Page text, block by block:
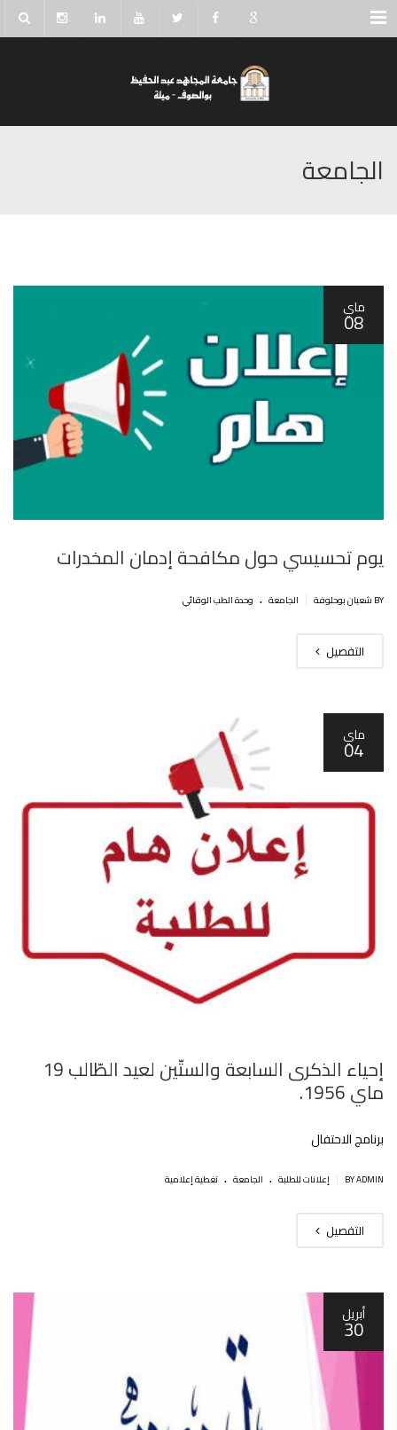
Menu
الجامعة
ماي
08
يوم تحسيسي حول مكافحة إدمان المخدرات
BY شعبان بوحلوفة الجامعة . وحدة الطب الوقائي
التفصيل
ماي
04
إحياء الذكرى السابعة والستّين لعيد الطّالب 19
ماي 1956.
برنامج الاحتفال
BY ADMIN إعلانات للطلبة . الجامعة . تغطية إعلامية
التفصيل
أبريل
30